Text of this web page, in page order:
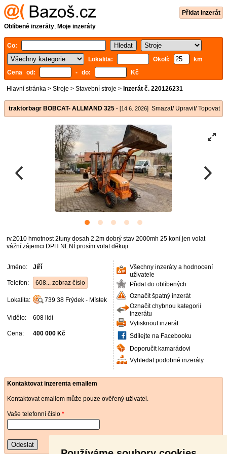
Přidat inzerát
Oblíbené inzeráty, Moje inzeráty
Co:
Lokalita:
Okolí:
km
Cena od:
- do: Kč
Hlavní stránka > Stroje > Stavební stroje > Inzerát č. 220126231
traktorbagr BOBCAT- ALLMAND 325 - [14.6. 2026] Smazat/ Upravit/ Topovat
rv.2010 hmotnost 2tuny dosah 2,2m dobrý stav 2000mh 25 koní jen volat
vážní zájemci DPH NENÍ prosím volat děkuji
Jméno: Jiří
Telefon: 608... zobraz číslo
Lokalita: 739 38 Frýdek - Místek
Vidělo: 608 lidí
Cena: 400 000 Kč
Všechny inzeráty a hodnocení
uživatele
Přidat do oblíbených
Označit špatný inzerát
Označit chybnou kategorii
inzerátu
Vytisknout inzerát
Sdílejte na Facebooku
Doporučit kamarádovi
Vyhledat podobné inzeráty
Kontaktovat inzerenta emailem
Kontaktovat emailem může pouze ověřený uživatel.
Vaše telefonní číslo *
Odeslat